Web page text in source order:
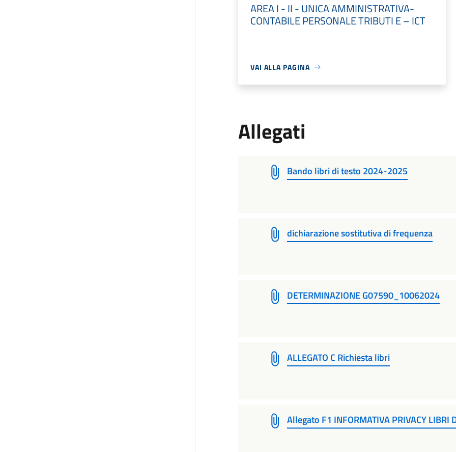
AREA I - II - UNICA AMMINISTRATIVA-
CONTABILE PERSONALE TRIBUTI E – ICT
VAI ALLA PAGINA
Allegati
Bando libri di testo 2024-2025
dichiarazione sostitutiva di frequenza
DETERMINAZIONE G07590_10062024
ALLEGATO C Richiesta libri
Allegato F1 INFORMATIVA PRIVACY LIBRI